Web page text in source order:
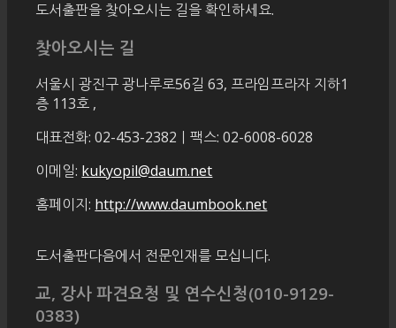
도서출판을 찾아오시는 길을 확인하세요.
찾아오시는 길
서울시 광진구 광나루로56길 63, 프라임프라자 지하1
층 113호 ,
대표전화: 02-453-2382ㅣ팩스: 02-6008-6028
이메일: kukyopil@daum.net
홈페이지: http://www.daumbook.net
도서출판다음에서 전문인재를 모십니다.
교, 강사 파견요청 및 연수신청(010-9129-
0383)